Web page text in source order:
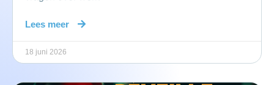
Lees meer
18 juni 2026